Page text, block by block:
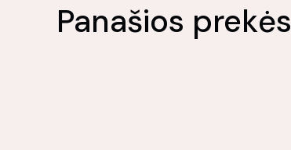
Panašios prekės